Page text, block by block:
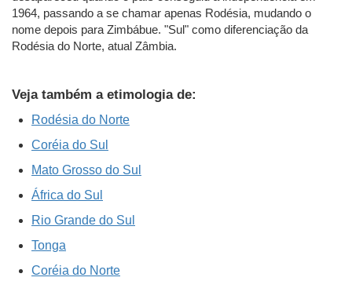
1964, passando a se chamar apenas Rodésia, mudando o
nome depois para Zimbábue. "Sul" como diferenciação da
Rodésia do Norte, atual Zâmbia.
Veja também a etimologia de:
Rodésia do Norte
Coréia do Sul
Mato Grosso do Sul
África do Sul
Rio Grande do Sul
Tonga
Coréia do Norte